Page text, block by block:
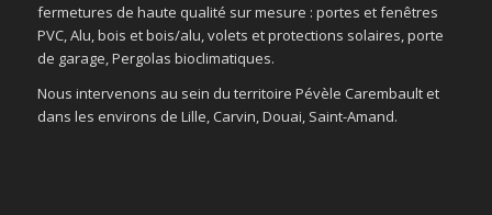
fermetures de haute qualité sur mesure : portes et fenêtres
PVC, Alu, bois et bois/alu, volets et protections solaires, porte
de garage, Pergolas bioclimatiques.
Nous intervenons au sein du territoire Pévèle Carembault et
dans les environs de Lille, Carvin, Douai, Saint-Amand.